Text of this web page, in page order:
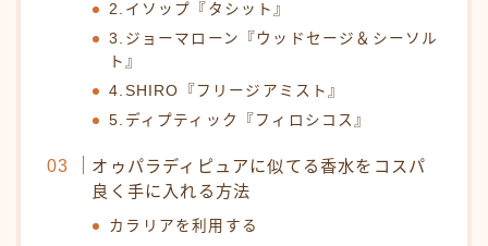
2.イソップ『タシット』
3.ジョーマローン『ウッドセージ＆シーソル
ト』
4.SHIRO『フリージアミスト』
5.ディプティック『フィロシコス』
オゥパラディピュアに似てる香水をコスパ
良く手に入れる方法
カラリアを利用する